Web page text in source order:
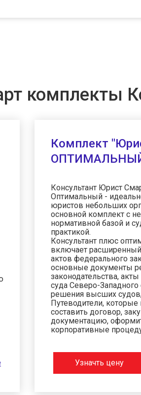
комплекты
Комплект
Консультант Юрист
Оптимальный -
юристов небольших
основной комплект с
нормативной базой и
практикой.
Консультант плюс
включает
актов федерального
основные документы
законодательства,
суда Северо-Западного
решения высших
Путеводители, которые
составить договор,
документацию,
корпоративные
Узначть цену